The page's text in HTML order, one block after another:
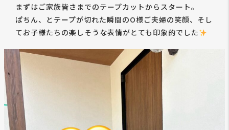
まずはご家族皆さまでのテープカットからスタート。
ぱちん、とテープが切れた瞬間のO様ご夫婦の笑顔、そし
てお子様たちの楽しそうな表情がとても印象的でした